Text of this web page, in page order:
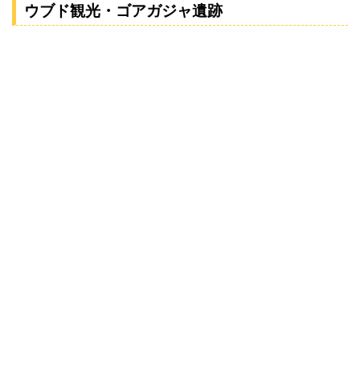
ウブド観光・ゴアガジャ遺跡